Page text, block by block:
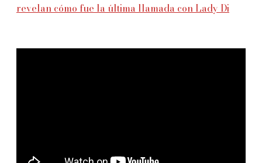
revelan cómo fue la última llamada con Lady Di